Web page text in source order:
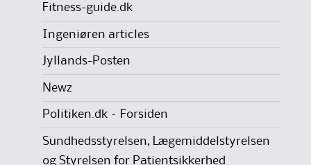
Fitness-guide.dk
Ingeniøren articles
Jyllands-Posten
Newz
Politiken.dk – Forsiden
Sundhedsstyrelsen, Lægemiddelstyrelsen
og Styrelsen for Patientsikkerhed